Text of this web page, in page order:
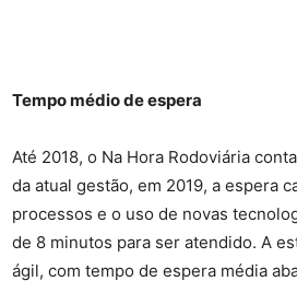
Tempo médio de espera
Até 2018, o Na Hora Rodoviária
da atual gestão, em 2019, a espera
processos e o uso de novas
de 8 minutos para ser atendido. A
ágil, com tempo de espera média